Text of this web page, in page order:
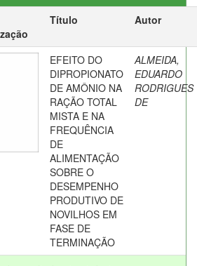
Título Autor
EFEITO DO
DIPROPIONATO
DE AMÔNIO NA
RAÇÃO TOTAL
MISTA E NA
FREQUÊNCIA
DE
ALIMENTAÇÃO
SOBRE O
DESEMPENHO
PRODUTIVO DE
NOVILHOS EM
FASE DE
TERMINAÇÃO
ALMEIDA,
EDUARDO
RODRIGUES
DE